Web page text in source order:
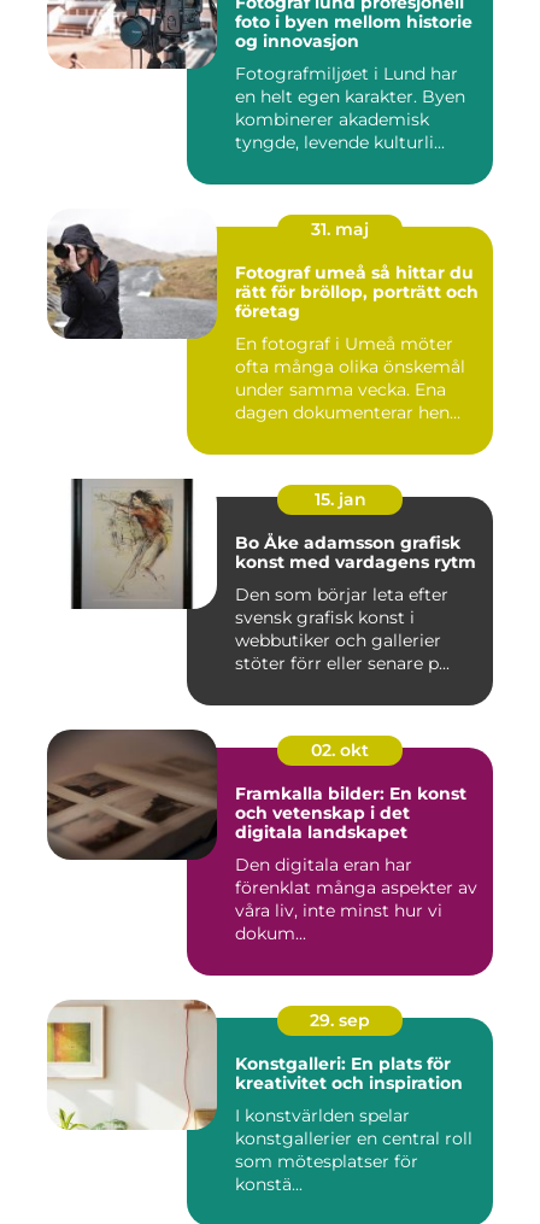
foto i byen mellom historie
og innovasjon
Fotografmiljøet i Lund har
en helt egen karakter. Byen
kombinerer akademisk
tyngde, levende kulturli...
31. maj
Fotograf umeå så hittar du
rätt för bröllop, porträtt och
företag
En fotograf i Umeå möter
ofta många olika önskemål
under samma vecka. Ena
dagen dokumenterar hen
15. jan
Bo Åke adamsson grafisk
konst med vardagens rytm
Den som börjar leta efter
svensk grafisk konst i
webbutiker och gallerier
stöter förr eller senare p...
02. okt
Framkalla bilder: En konst
och vetenskap i det
digitala landskapet
Den digitala eran har
förenklat många aspekter av
våra liv, inte minst hur vi
dokum...
29. sep
Konstgalleri: En plats för
kreativitet och inspiration
I konstvärlden spelar
konstgallerier en central roll
som mötesplatser för
konstä...